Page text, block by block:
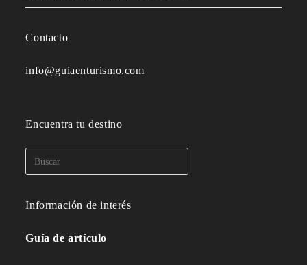
Contacto
info@guiaenturismo.com
Encuentra tu destino
Información de interés
Guía de artículo